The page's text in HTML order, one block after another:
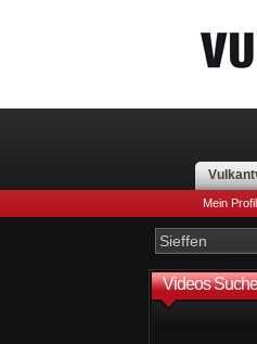
Mein Profil
Videos